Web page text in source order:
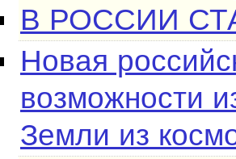
В РОССИИ
Новая
возможности
Земли из